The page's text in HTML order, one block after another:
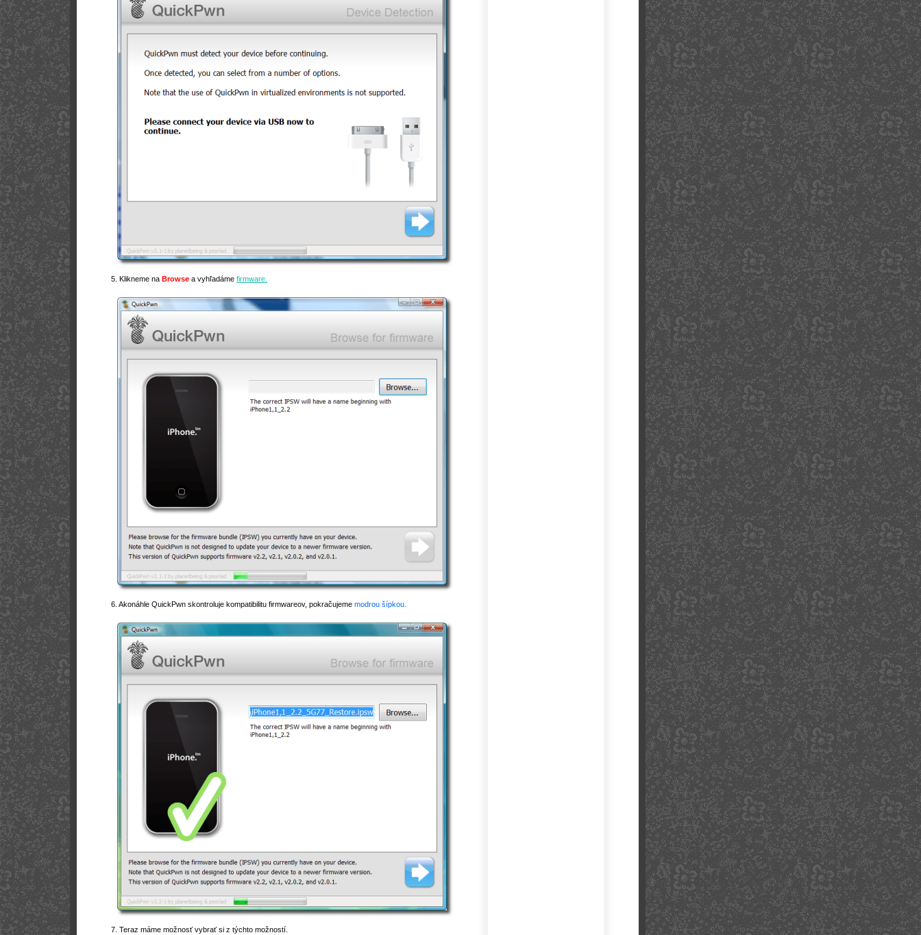
5. Klikneme na Browse a vyhľadáme firmware.
6. Akonáhle QuickPwn skontroluje kompatibilitu firmwareov, pokračujeme modrou šípkou.
7. Teraz máme možnosť vybrať si z týchto možností.